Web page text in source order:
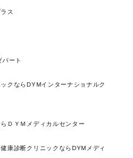
ス
ート
クならDYMインターナショナルク
ＤＹＭメディカルセンター
康診断クリニックならDYMメディ